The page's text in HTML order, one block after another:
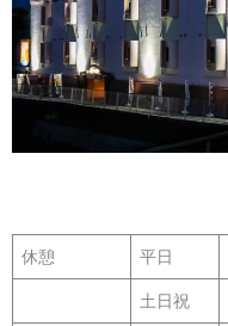
休憩 平日
土日祝